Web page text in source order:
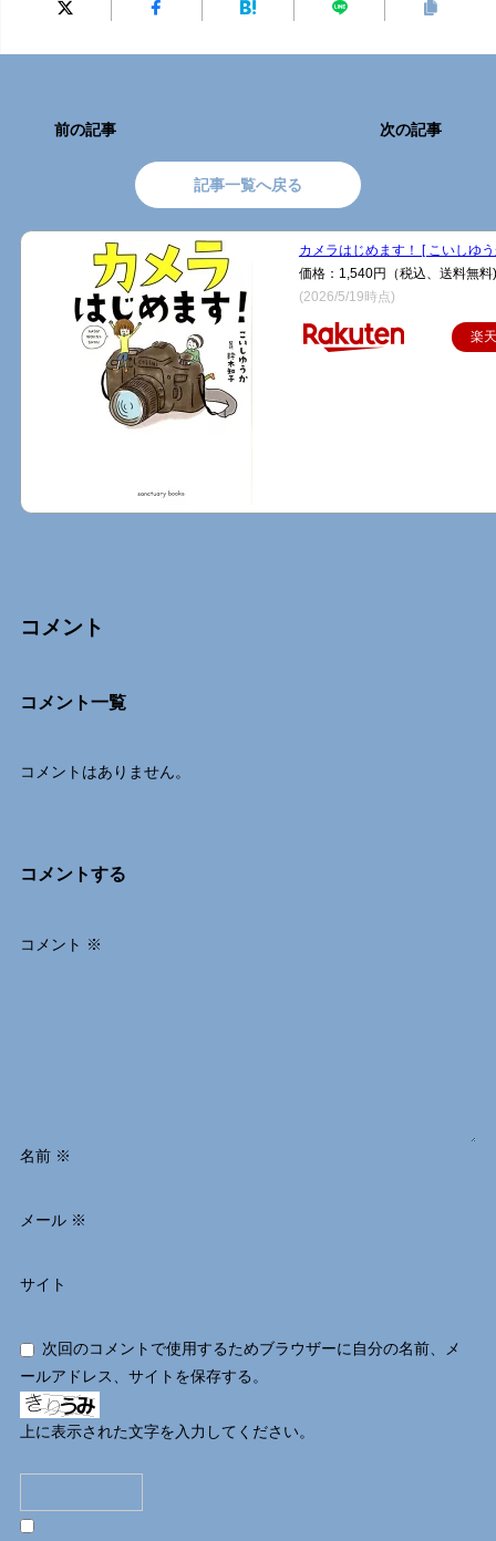
前の記事
記事一覧へ戻る
次の記事
カメラはじめます！ [ こいしゆ
価格：1,540円（税込、送料無料)
(2026/5/19時点)
楽
コメント
コメント一覧
コメントはありません。
コメントする
コメント ※
名前 ※
メール ※
サイト
次回のコメントで使用するためブラウザーに自分の名前、メ
ールアドレス、サイトを保存する。
上に表示された文字を入力してください。